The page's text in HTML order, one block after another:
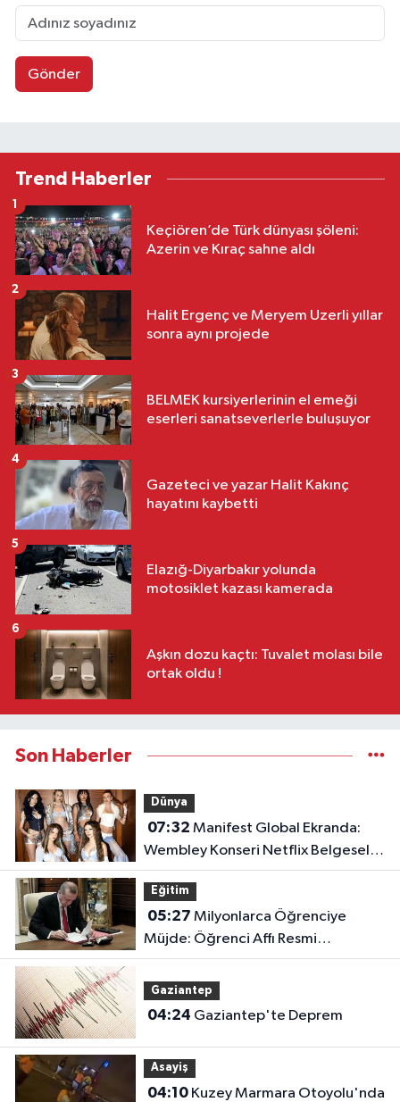
Gönder
Trend Haberler
Keçiören’de Türk dünyası şöleni:
Azerin ve Kıraç sahne aldı
1
Halit Ergenç ve Meryem Uzerli yıllar
sonra aynı projede
2
BELMEK kursiyerlerinin el emeği
eserleri sanatseverlerle buluşuyor
3
Gazeteci ve yazar Halit Kakınç
hayatını kaybetti
4
Elazığ-Diyarbakır yolunda
motosiklet kazası kamerada
5
Aşkın dozu kaçtı: Tuvalet molası bile
ortak oldu !
6
Son Haberler
Dünya
07:32
Wembley Konseri Netflix Belgeseli
Oluyor!
Eğitim
05:27
Müjde: Öğrenci Affı Resmi
Gazete'de Yayımlandı!
Gaziantep
04:24 Gaziantep'te Deprem
Asayiş
04:10Kuzey Marmara Otoyolu'nda